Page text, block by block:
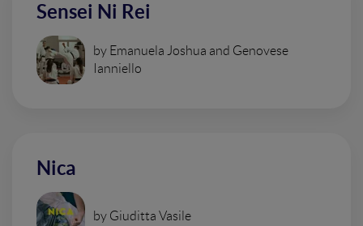
Sensei Ni Rei
by Emanuela Joshua and Genovese
Ianniello
Nica
by Giuditta Vasile